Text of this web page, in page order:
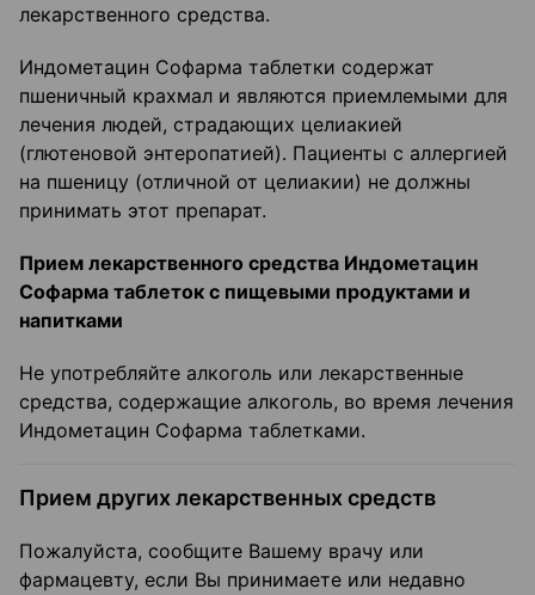
лекарственного средства.
Индометацин Софарма таблетки содержат
пшеничный крахмал и являются приемлемыми для
лечения людей, страдающих целиакией
(глютеновой энтеропатией). Пациенты с аллергией
на пшеницу (отличной от целиакии) не должны
принимать этот препарат.
Прием лекарственного средства Индометацин
Софарма таблеток с пищевыми продуктами и
напитками
Не употребляйте алкоголь или лекарственные
средства, содержащие алкоголь, во время лечения
Индометацин Софарма таблетками.
Прием других лекарственных средств
Пожалуйста, сообщите Вашему врачу или
фармацевту, если Вы принимаете или недавно